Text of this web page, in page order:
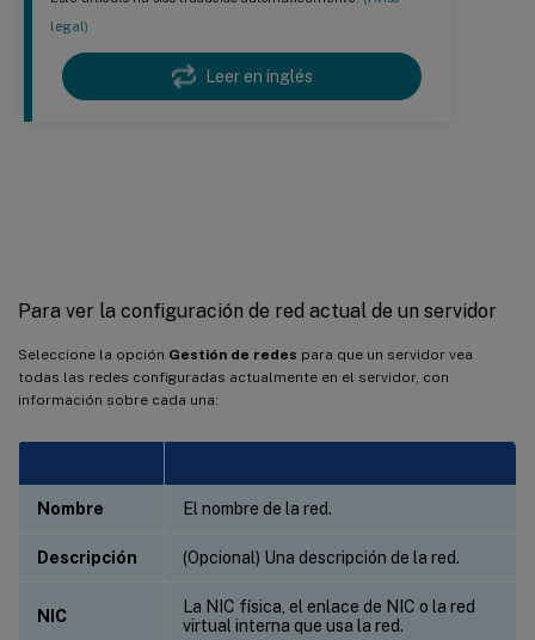
legal)
Leer en inglés
Para ver la configuración de red actual de un servidor
Seleccione la opción Gestión de redes para que un servidor vea
todas las redes configuradas actualmente en el servidor, con
información sobre cada una:
Nombre El nombre de la red.
Descripción (Opcional) Una descripción de la red.
NIC
La NIC física, el enlace de NIC o la red
virtual interna que usa la red.